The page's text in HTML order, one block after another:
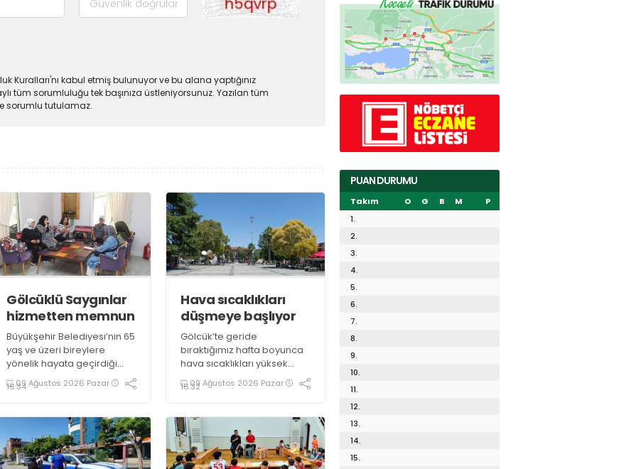
Kuralları'nı kabul etmiş bulunuyor ve bu alana yaptığınız
tüm sorumluluğu tek başınıza üstleniyorsunuz. Yazılan tüm
sorumlu tutulamaz.
Gölcüklü Saygınlar
hizmetten memnun
Büyükşehir Belediyesi’nin 65
yaş ve üzeri bireylere
yönelik hayata geçirdiği
“Saygınlar Kulübü”, İzmit’in
ardından Gölcük’te hizmete
hizmetlerden
memnuniyetlerini ifade etti
09 Ağustos 2026 Pazar
16:34
Hava sıcaklıkları
düşmeye başlıyor
Gölcük’te geride
bıraktığımız hafta boyunca
hava sıcaklıkları yüksek
seviyelerde seyretmiş,
güneşli hava özellikle öğle
zor anlar yaşatmıştı. Yeni
haftada sıcaklıkların bir
miktar düşmesi beklenirken
parçalı bulutlu ve güneşli
09 Ağustos 2026 Pazar
16:32
PUAN DURUMU
Takım O G B M
P
1.
2.
3.
4.
5.
6.
7.
8.
9.
10.
11.
12.
13.
14.
15.